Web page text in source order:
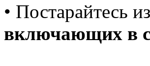
• Постарайтесь
включающих в